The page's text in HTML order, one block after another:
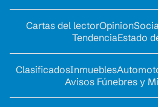
Cartas del lectorOpinion
TendenciaEstado
ClasificadosInmuebles
Avisos Fúnebres y